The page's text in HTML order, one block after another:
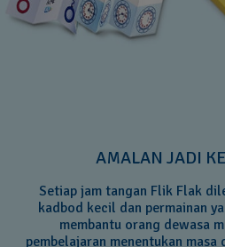
AMALAN JADI
Setiap jam tangan Flik Flak
kadbod kecil dan permainan
membantu orang dewasa
pembelajaran menentukan masa